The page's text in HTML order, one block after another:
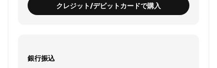
クレジット/デビットカードで購入
銀行振込